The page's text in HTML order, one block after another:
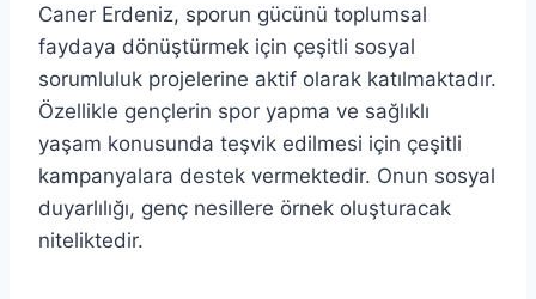
Caner Erdeniz, sporun gücünü toplumsal
faydaya dönüştürmek için çeşitli sosyal
sorumluluk projelerine aktif olarak katılmaktadır.
Özellikle gençlerin spor yapma ve sağlıklı
yaşam konusunda teşvik edilmesi için çeşitli
kampanyalara destek vermektedir. Onun sosyal
duyarlılığı, genç nesillere örnek oluşturacak
niteliktedir.